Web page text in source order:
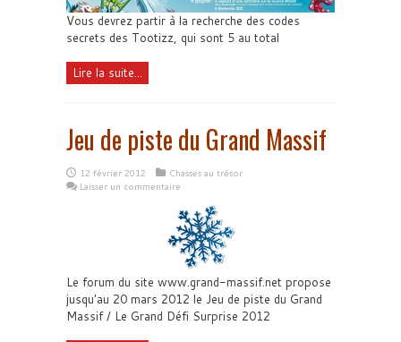
Vous devrez partir à la recherche des codes
secrets des Tootizz, qui sont 5 au total
Lire la suite...
Jeu de piste du Grand Massif
12 février 2012
Chasses au trésor
Laisser un commentaire
Le forum du site www.grand-massif.net propose
jusqu'au 20 mars 2012 le Jeu de piste du Grand
Massif / Le Grand Défi Surprise 2012